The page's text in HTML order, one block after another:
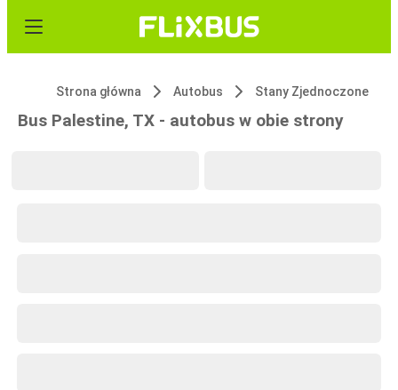
Strona główna Autobus Stany Zjednoczone
Bus Palestine, TX - autobus w obie strony